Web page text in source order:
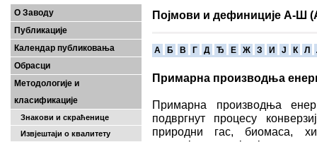
О Заводу
Публикације
Календар публиковања
Обрасци
Методологије и
класификације
Знакови и скраћенице
Извјештаји о квалитету
Појмови и дефиниције А-Ш
A Б В Г Д Ђ Е Ж З И Ј К Л
Примарна производња
Примарна производња
подвргнут процесу
природни гас, биомаса,